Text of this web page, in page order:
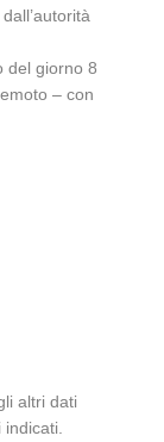
del giorno 8
– con
altri dati